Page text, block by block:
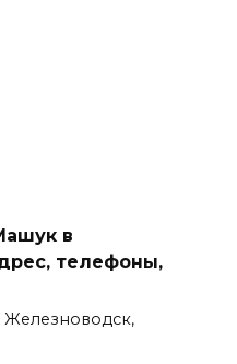
в
телефоны,
Железноводск,